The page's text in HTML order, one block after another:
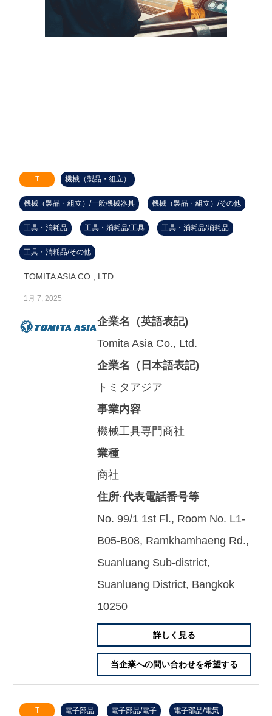
T 機械（製品・組立）
機械（製品・組立）/一般機械器具 機械（製品・組立）/その他
工具・消耗品 工具・消耗品/工具 工具・消耗品/消耗品
工具・消耗品/その他
TOMITA ASIA CO., LTD.
1月 7, 2025
企業名（英語表記)
Tomita Asia Co., Ltd.
企業名（日本語表記)
トミタアジア
事業内容
機械工具専門商社
業種
商社
住所·代表電話番号等
No. 99/1 1st Fl., Room No. L1-
B05-B08, Ramkhamhaeng Rd.,
Suanluang Sub-district,
Suanluang District, Bangkok
10250
詳しく見る
当企業への問い合わせを希望する
T 電子部品 電子部品/電子 電子部品/電気